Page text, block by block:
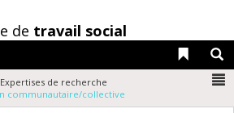
de travail social
Liens
Expertises de recherche
communautaire/collective